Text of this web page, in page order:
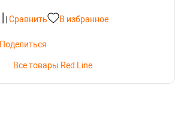
Сравнить В избранное
Поделиться
Все товары Red Line